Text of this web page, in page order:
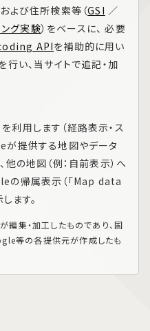
よび住所検索等（GSI ／
グ実験）をベースに、 必要
APIを補助的に用い
い、当サイトで追記・加
を利用します（経路表示・ス
が提供する地図やデータ
の地図（例：自前表示）へ
の帰属表示（「Map data
ます。
集・加工したものであり、国
等の各提供元が作成したも